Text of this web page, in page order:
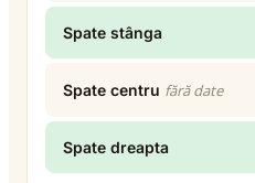
Spate stânga
Spate centru fără date
Spate dreapta